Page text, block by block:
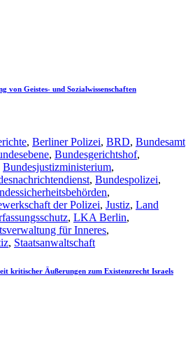
von Geistes- und Sozialwissenschaften
, Berliner Polizei, BRD, Bundesamt
, Bundesgerichtshof,
Bundesjustizministerium,
, Bundespolizei,
,
der Polizei, Justiz, Land
, LKA Berlin,
für Inneres,
, Staatsanwaltschaft
kritischer Äußerungen zum Existenzrecht Israels